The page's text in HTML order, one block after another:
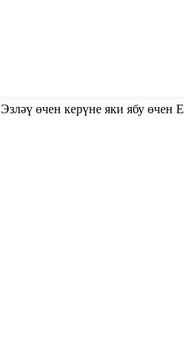
Эзләү өчен керүне яки ябу өчен